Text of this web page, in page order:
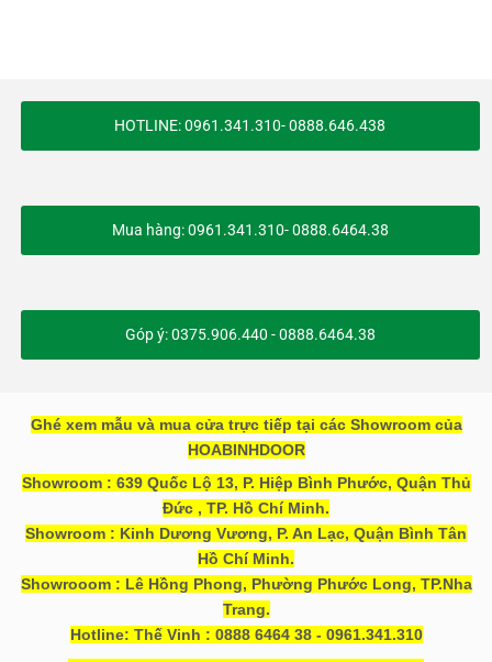
HOTLINE: 0961.341.310- 0888.646.438
Mua hàng: 0961.341.310- 0888.6464.38
Góp ý: 0375.906.440 - 0888.6464.38
Ghé xem mẫu và mua cửa trực tiếp tại các Showroom của
HOABINHDOOR
Showroom : 639 Quốc Lộ 13, P. Hiệp Bình Phước, Quận Thủ
Đức , TP. Hồ Chí Minh.
Showroom : Kinh Dương Vương, P. An Lạc, Quận Bình Tân
Hồ Chí Minh.
Showrooom : Lê Hồng Phong, Phường Phước Long, TP.Nha
Trang.
Hotline: Thế Vinh : 0888 6464 38 - 0961.341.310